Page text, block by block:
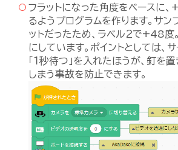
フラットになった角度をベースに
るようプログラムを作ります。サ
ットだったため、ラベル２で+48
にしています。ポイントとしては、
「１秒待つ」を入れたほうが、釘を
しまう事故を防止できます。